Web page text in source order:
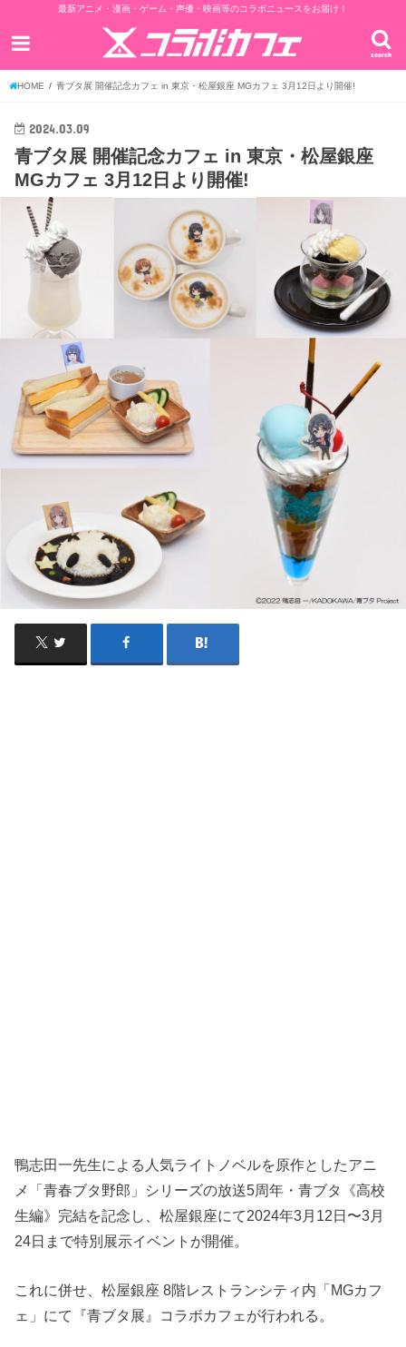
最新アニメ・漫画・ゲーム・声優・映画等のコラボニュースをお届け！
search
HOME 青ブタ展 開催記念カフェ in 東京・松屋銀座 MGカフェ 3月12日より開催!
2024.03.09
青ブタ展 開催記念カフェ in 東京・松屋銀座
MGカフェ 3月12日より開催!
鴨志田一先生による人気ライトノベルを原作としたアニ
メ「青春ブタ野郎」シリーズの放送5周年・青ブタ《高校
生編》完結を記念し、松屋銀座にて2024年3月12日〜3月
24日まで特別展示イベントが開催。
これに併せ、松屋銀座 8階レストランシティ内「MGカフ
ェ」にて『青ブタ展』コラボカフェが行われる。